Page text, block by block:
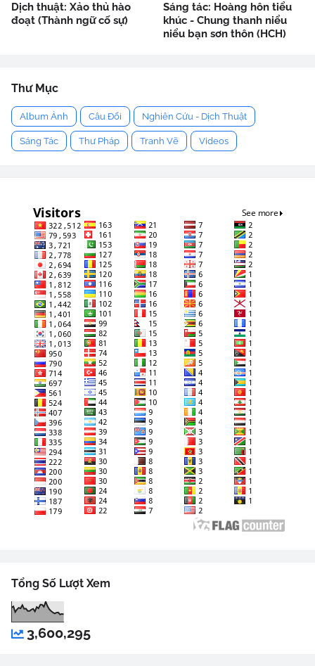
Dịch thuật: Xảo thủ hào
đoạt (Thành ngữ cố sự)
Sáng tác: Hoàng hôn tiểu
khúc - Chung thanh niểu
niểu bạn sơn thôn (HCH)
Thư Mục
Album Ảnh Câu Đối Nghiên Cứu - Dịch Thuật
Sáng Tác Thư Pháp Tranh Vẽ Videos
Tổng Số Lượt Xem
3,600,295